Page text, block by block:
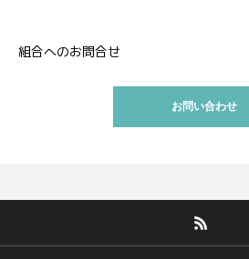
組合へのお問合せ
お問い合わせ